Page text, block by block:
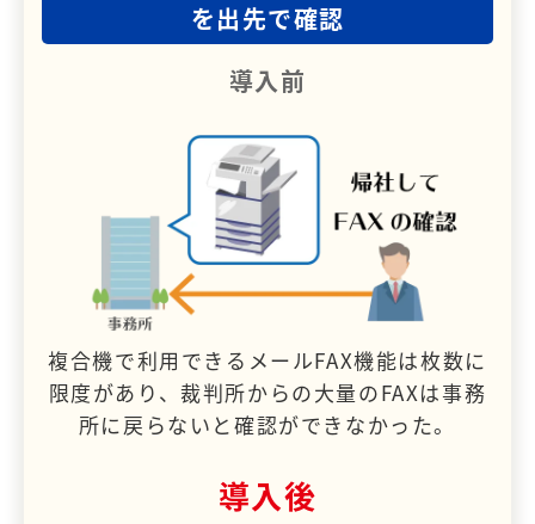
を出先で確認
導入前
複合機で利用できるメールFAX機能は枚数に
限度があり、裁判所からの大量のFAXは事務
所に戻らないと確認ができなかった。
導入後